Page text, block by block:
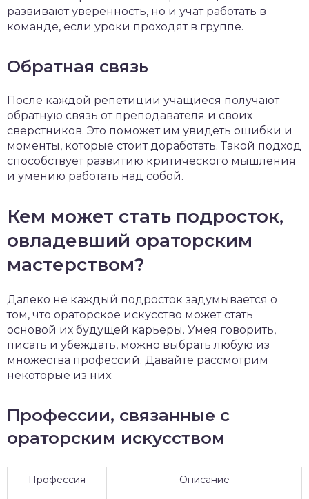
развивают уверенность, но и учат работать в
команде, если уроки проходят в группе.
Обратная связь
После каждой репетиции учащиеся получают
обратную связь от преподавателя и своих
сверстников. Это поможет им увидеть ошибки и
моменты, которые стоит доработать. Такой подход
способствует развитию критического мышления
и умению работать над собой.
Кем может стать подросток,
овладевший ораторским
мастерством?
Далеко не каждый подросток задумывается о
том, что ораторское искусство может стать
основой их будущей карьеры. Умея говорить,
писать и убеждать, можно выбрать любую из
множества профессий. Давайте рассмотрим
некоторые из них:
Профессии, связанные с
ораторским искусством
Профессия Описание